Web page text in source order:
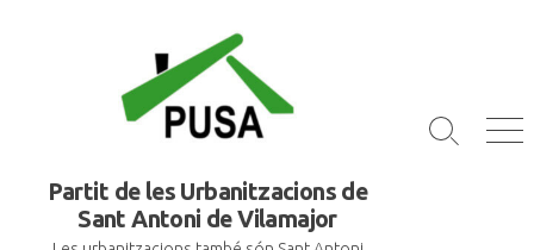
Partit de les Urbanitzacions de
Sant Antoni de Vilamajor
Search